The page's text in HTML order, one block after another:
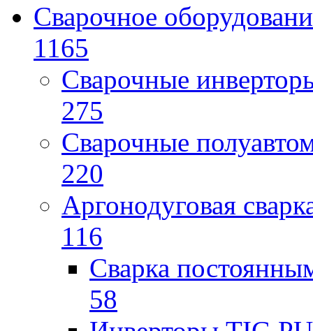
Сварочное
1165
Сварочные
275
Сварочные
220
Аргонодуговая
116
Сварка
58